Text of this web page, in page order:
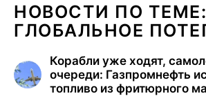
НОВОСТИ ПО ТЕМЕ:
ГЛОБАЛЬНОЕ
Корабли уже ходят,
очереди: Газпромнефть
топливо из фритюрного